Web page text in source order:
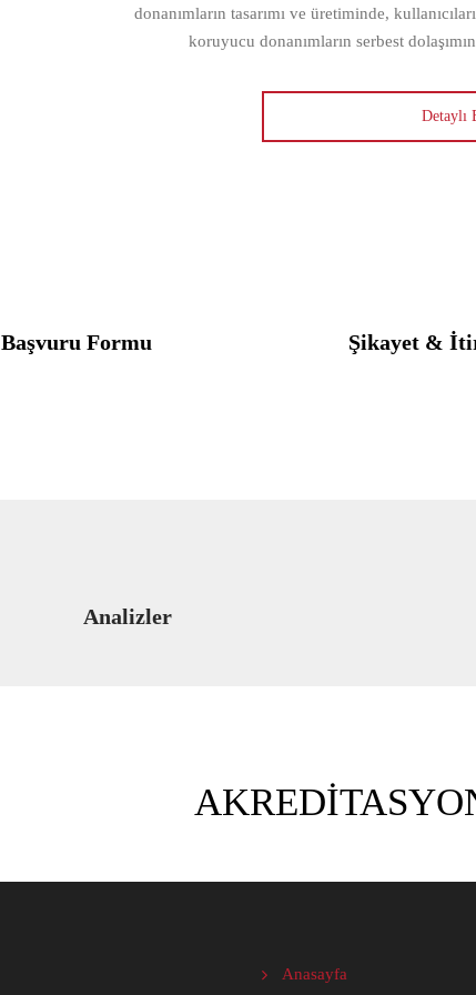
donanımların tasarımı ve üretiminde,
koruyucu donanımların serbest
Detaylı
Başvuru Formu Şikayet &
Analizler
Anasayfa